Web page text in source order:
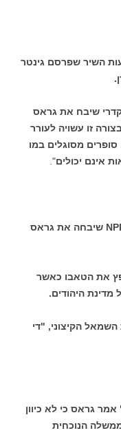
השיר שפרסם גינטר
שיבח את גראס
זו עשויה לעורר
מסוגלים במו
אינם יכולים".
גם מפלגת הימין הניאו נאצית בגרמניה NPD שיבחה את גראס
את הטאבו כאשר
מדינת היהודים.
הקיצוני, "די
אמר גראס כי לא כיוון
הנוכחית